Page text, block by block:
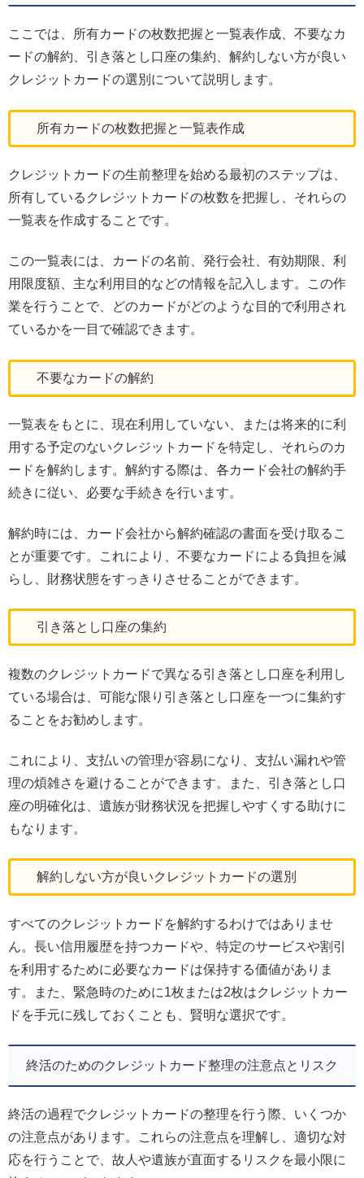
ここでは、所有カードの枚数把握と一覧表作成、不要なカ
ードの解約、引き落とし口座の集約、解約しない方が良い
クレジットカードの選別について説明します。
所有カードの枚数把握と一覧表作成
クレジットカードの生前整理を始める最初のステップは、
所有しているクレジットカードの枚数を把握し、それらの
一覧表を作成することです。
この一覧表には、カードの名前、発行会社、有効期限、利
用限度額、主な利用目的などの情報を記入します。この作
業を行うことで、どのカードがどのような目的で利用され
ているかを一目で確認できます。
不要なカードの解約
一覧表をもとに、現在利用していない、または将来的に利
用する予定のないクレジットカードを特定し、それらのカ
ードを解約します。解約する際は、各カード会社の解約手
続きに従い、必要な手続きを行います。
解約時には、カード会社から解約確認の書面を受け取るこ
とが重要です。これにより、不要なカードによる負担を減
らし、財務状態をすっきりさせることができます。
引き落とし口座の集約
複数のクレジットカードで異なる引き落とし口座を利用し
ている場合は、可能な限り引き落とし口座を一つに集約す
ることをお勧めします。
これにより、支払いの管理が容易になり、支払い漏れや管
理の煩雑さを避けることができます。また、引き落とし口
座の明確化は、遺族が財務状況を把握しやすくする助けに
もなります。
解約しない方が良いクレジットカードの選別
すべてのクレジットカードを解約するわけではありませ
ん。長い信用履歴を持つカードや、特定のサービスや割引
を利用するために必要なカードは保持する価値がありま
す。また、緊急時のために1枚または2枚はクレジットカー
ドを手元に残しておくことも、賢明な選択です。
終活のためのクレジットカード整理の注意点とリスク
終活の過程でクレジットカードの整理を行う際、いくつか
の注意点があります。これらの注意点を理解し、適切な対
応を行うことで、故人や遺族が直面するリスクを最小限に